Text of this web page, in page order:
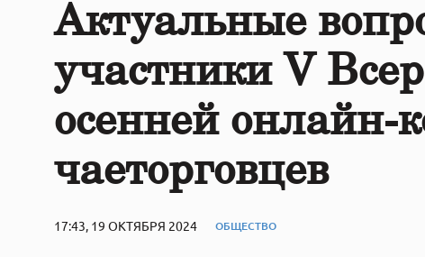
Актуальные
участники V
осенней онлайн-
чаеторговцев
17:43, 19 ОКТЯБРЯ 2024 ОБЩЕСТВО